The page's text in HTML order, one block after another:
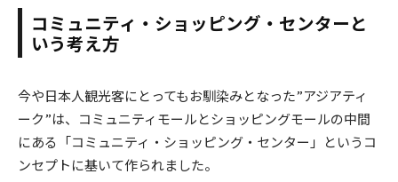
コミュニティ・ショッピング・センターと
いう考え方
今や日本人観光客にとってもお馴染みとなった”アジアティ
ーク”は、コミュニティモールとショッピングモールの中間
にある「コミュニティ・ショッピング・センター」というコ
ンセプトに基いて作られました。